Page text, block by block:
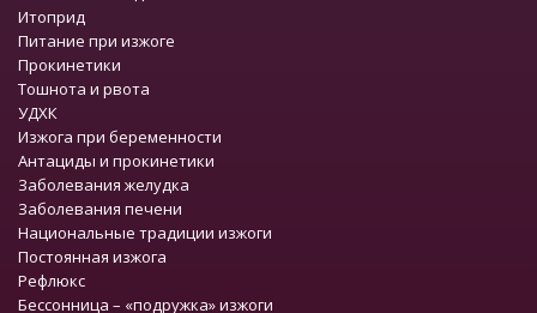
Итоприд
Питание при изжоге
Прокинетики
Тошнота и рвота
УДХК
Изжога при беременности
Антациды и прокинетики
Заболевания желудка
Заболевания печени
Национальные традиции изжоги
Постоянная изжога
Рефлюкс
Бессонница – «подружка» изжоги